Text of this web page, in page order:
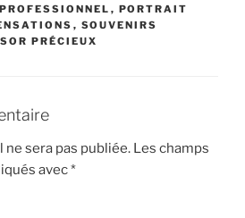
, PORTRAIT
, SOUVENIRS
PRÉCIEUX
sera pas publiée. Les champs
avec*